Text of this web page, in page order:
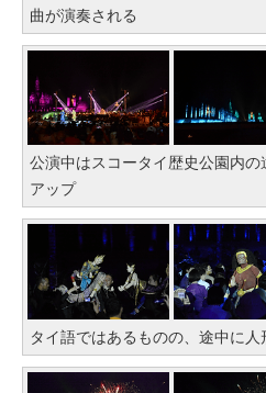
曲が演奏される
公演中はスコータイ歴史公園内
アップ
タイ語ではあるものの、途中に人